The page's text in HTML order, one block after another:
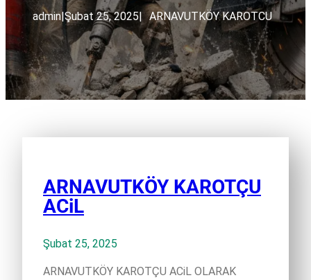
admin| Şubat 25, 2025 ARNAVUTKÖY KAROTCU
ARNAVUTKÖY KAROTÇU
ACiL
Şubat 25, 2025
ARNAVUTKÖY KAROTÇU ACiL OLARAK